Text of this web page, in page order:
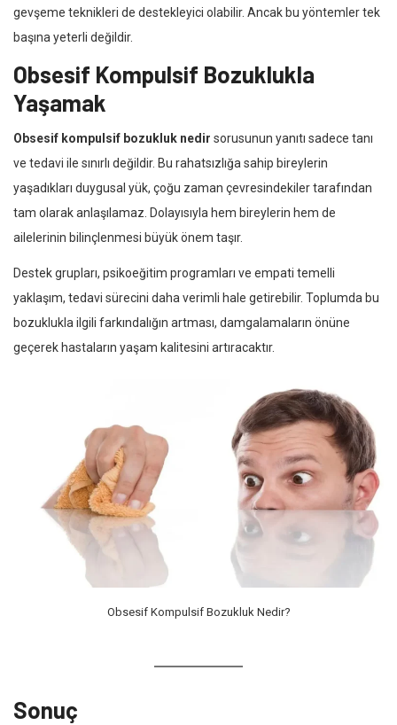
gevşeme teknikleri de destekleyici olabilir. Ancak bu yöntemler tek
başına yeterli değildir.
Obsesif Kompulsif Bozuklukla
Yaşamak
Obsesif kompulsif bozukluk nedir sorusunun yanıtı sadece tanı
ve tedavi ile sınırlı değildir. Bu rahatsızlığa sahip bireylerin
yaşadıkları duygusal yük, çoğu zaman çevresindekiler tarafından
tam olarak anlaşılamaz. Dolayısıyla hem bireylerin hem de
ailelerinin bilinçlenmesi büyük önem taşır.
Destek grupları, psikoeğitim programları ve empati temelli
yaklaşım, tedavi sürecini daha verimli hale getirebilir. Toplumda bu
bozuklukla ilgili farkındalığın artması, damgalamaların önüne
geçerek hastaların yaşam kalitesini artıracaktır.
Obsesif Kompulsif Bozukluk Nedir?
Sonuç